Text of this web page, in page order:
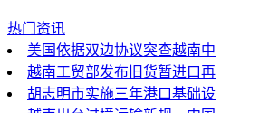
热门资讯
美国依据双边协议突查越南中
越南工贸部发布旧货暂进口再
胡志明市实施三年港口基础设